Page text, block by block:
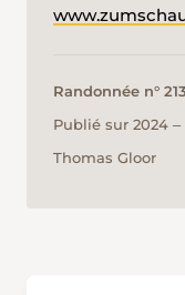
Randonnée n°
Publié sur 2024
Thomas Gloor